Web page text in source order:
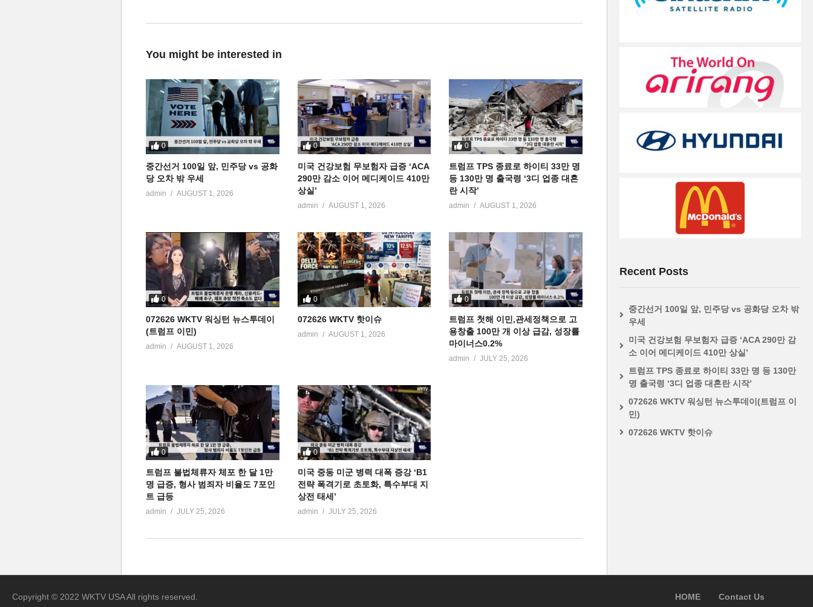
You might be interested in
0
중간선거 100일 앞, 민주당 vs 공화
당 오차 밖 우세
admin AUGUST 1, 2026
0
미국 건강보험 무보험자 급증 ‘ACA
290만 감소 이어 메디케이드 410만
상실’
admin AUGUST 1, 2026
0
트럼프 TPS 종료로 하이티 33만 명
등 130만 명 출국령 ‘3디 업종 대혼
란 시작’
admin AUGUST 1, 2026
0
072626 WKTV 워싱턴 뉴스투데이
(트럼프 이민)
admin AUGUST 1, 2026
0
072626 WKTV 핫이슈
admin AUGUST 1, 2026
0
트럼프 첫해 이민,관세정책으로 고
용창출 100만 개 이상 급감, 성장률
마이너스0.2%
admin JULY 25, 2026
0
트럼프 불법체류자 체포 한 달 1만
명 급증, 형사 범죄자 비율도 7포인
트 급등
admin JULY 25, 2026
0
미국 중동 미군 병력 대폭 증강 ‘B1
전략 폭격기로 초토화, 특수부대 지
상전 태세’
admin JULY 25, 2026
Recent Posts
중간선거 100일 앞, 민주당 vs 공화당 오차 밖
우세
미국 건강보험 무보험자 급증 ‘ACA 290만 감
소 이어 메디케이드 410만 상실’
트럼프 TPS 종료로 하이티 33만 명 등 130만
명 출국령 ‘3디 업종 대혼란 시작’
072626 WKTV 워싱턴 뉴스투데이(트럼프 이
민)
072626 WKTV 핫이슈
Copyright © 2022 WKTV USA All rights reserved. HOME Contact Us